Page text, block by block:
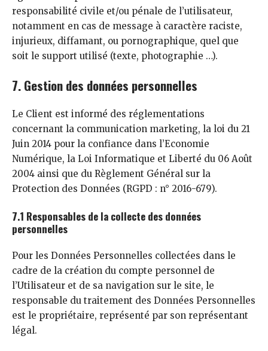
responsabilité civile et/ou pénale de l’utilisateur,
notamment en cas de message à caractère raciste,
injurieux, diffamant, ou pornographique, quel que
soit le support utilisé (texte, photographie …).
7. Gestion des données personnelles
Le Client est informé des réglementations
concernant la communication marketing, la loi du 21
Juin 2014 pour la confiance dans l’Economie
Numérique, la Loi Informatique et Liberté du 06 Août
2004 ainsi que du Règlement Général sur la
Protection des Données (RGPD : n° 2016-679).
7.1 Responsables de la collecte des données
personnelles
Pour les Données Personnelles collectées dans le
cadre de la création du compte personnel de
l’Utilisateur et de sa navigation sur le site, le
responsable du traitement des Données Personnelles
est le propriétaire, représenté par son représentant
légal.